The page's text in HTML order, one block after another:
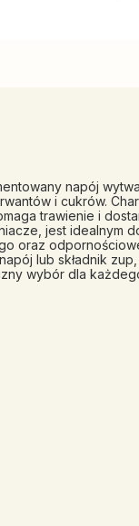
napój
i cukrów.
trawienie i
jest idealnym
oraz
lub składnik
wybór dla